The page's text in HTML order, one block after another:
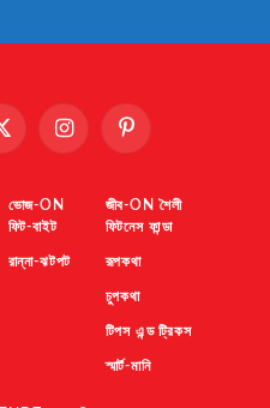
X
InstagramPinterest
ভোজ-ON
ফিট-বাইট
রান্না-ঝটপট
জীব-ON শৈলী
ফিটনেস ফান্ডা
রূপকথা
চুপকথা
টিপস এন্ড ট্রিকস
স্মার্ট-মানি